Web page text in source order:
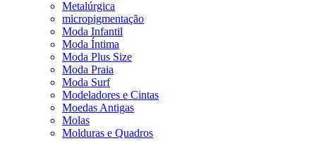
Metalúrgica
micropigmentação
Moda Infantil
Moda Íntima
Moda Plus Size
Moda Praia
Moda Surf
Modeladores e Cintas
Moedas Antigas
Molas
Molduras e Quadros